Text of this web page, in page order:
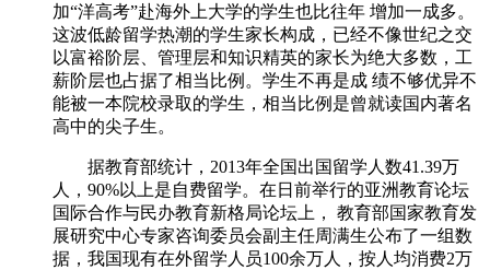
加“洋高考”赴海外上大学的学生也比往年 增加一成多。
这波低龄留学热潮的学生家长构成，已经不像世纪之交
以富裕阶层、管理层和知识精英的家长为绝大多数，工
薪阶层也占据了相当比例。学生不再是成 绩不够优异不
能被一本院校录取的学生，相当比例是曾就读国内著名
高中的尖子生。
据教育部统计，2013年全国出国留学人数41.39万
人，90%以上是自费留学。在日前举行的亚洲教育论坛
国际合作与民办教育新格局论坛上， 教育部国家教育发
展研究中心专家咨询委员会副主任周满生公布了一组数
据，我国现有在外留学人员100余万人，按人均消费2万